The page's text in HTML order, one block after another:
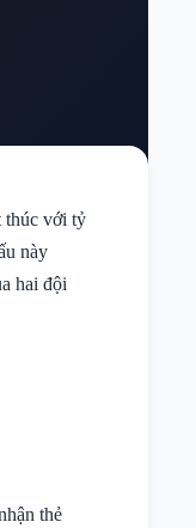
thúc với tỷ
này
hai đội
thẻ